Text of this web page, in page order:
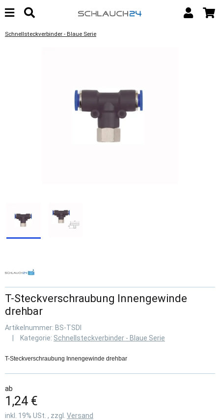
Schnellsteckverbinder - Blaue Serie
T-Steckverschraubung Innengewinde
drehbar
Artikelnummer: BS-TSDI
Kategorie: Schnellsteckverbinder - Blaue Serie
T-Steckverschraubung Innengewinde drehbar
ab
1,24 €
inkl. 19% USt. , zzgl. Versand